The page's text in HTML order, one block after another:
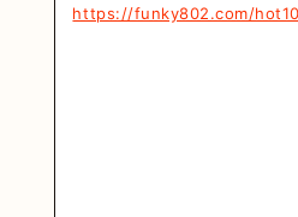
https://funky802.com/